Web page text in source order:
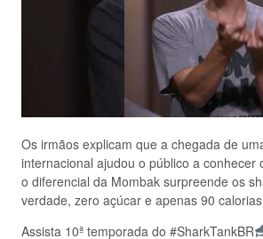
Os irmãos explicam que a chegada de
internacional ajudou o público a conhecer
o diferencial da Mombak surpreende os
verdade, zero açúcar e apenas 90 calorias
Assista 10ª temporada do #SharkTankBR